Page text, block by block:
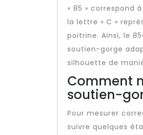
« 85 » correspond
la lettre « C »
poitrine. Ainsi, le
soutien-gorge
silhouette de
Comment
soutien-
Pour mesurer
suivre quelques